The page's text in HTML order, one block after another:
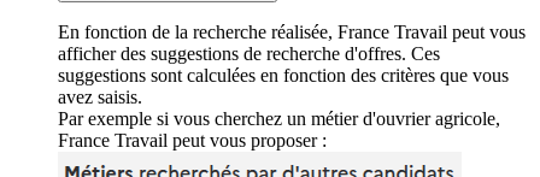
En fonction de la recherche réalisée, France Travail peut vous
afficher des suggestions de recherche d'offres. Ces
suggestions sont calculées en fonction des critères que vous
avez saisis.
Par exemple si vous cherchez un métier d'ouvrier agricole,
France Travail peut vous proposer :